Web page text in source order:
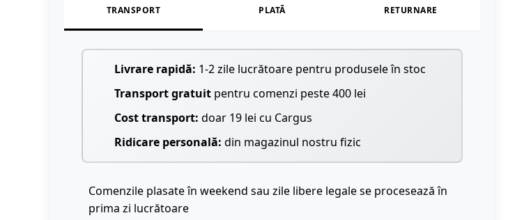
TRANSPORT PLATĂ RETURNARE
Livrare rapidă: 1-2 zile lucrătoare pentru produsele în stoc
Transport gratuitpentru comenzi peste 400 lei
Cost transport: doar 19 lei cu Cargus
Ridicare personală: din magazinul nostru fizic
Comenzile plasate în weekend sau zile libere legale se procesează în
prima zi lucrătoare